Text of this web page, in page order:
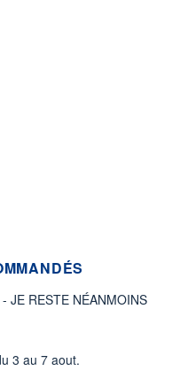
JE RESTE NÉANMOINS
3 au 7 aout.